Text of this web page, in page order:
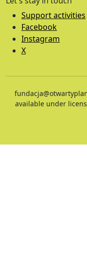
Support activities
Facebook
Instagram
X
available under